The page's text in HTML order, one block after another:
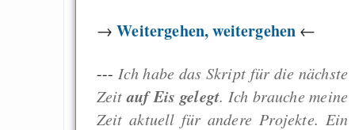
→Weitergehen, weitergehen ←
---Ich habe das Skript für die nächste
Zeitauf Eis gelegt. Ich brauche meine
Zeit aktuell für andere Projekte. Ein